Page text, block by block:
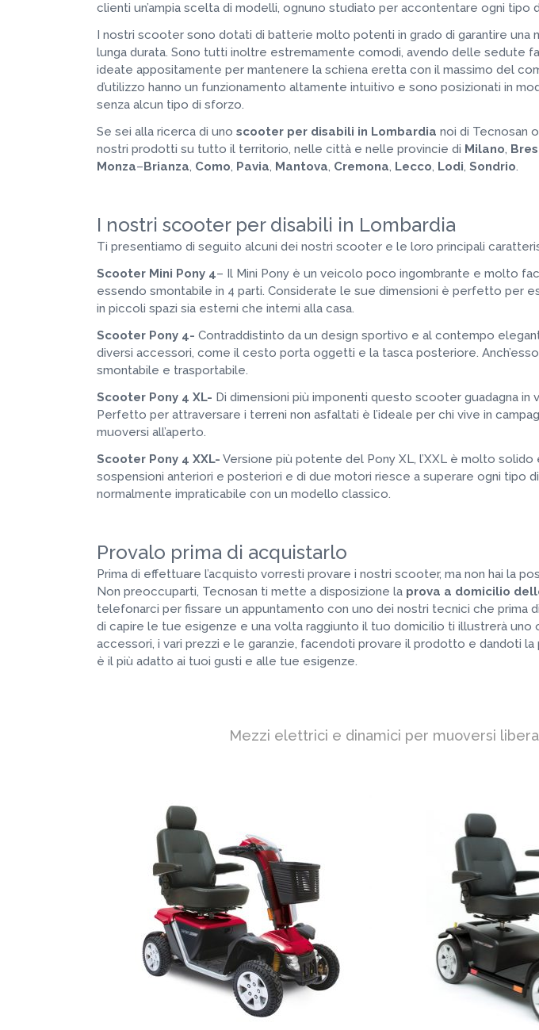
clienti un’ampia scelta di modelli, ognuno studiato per accontentare ogni tipo
I nostri scooter sono dotati di batterie molto potenti in grado di garantire una
lunga durata. Sono tutti inoltre estremamente comodi, avendo delle sedute
ideate appositamente per mantenere la schiena eretta con il massimo del
d’utilizzo hanno un funzionamento altamente intuitivo e sono posizionati in
senza alcun tipo di sforzo.
Se sei alla ricerca di uno scooter per disabili in Lombardia noi di Tecnosan
nostri prodotti su tutto il territorio, nelle città e nelle provincie di Milano,
Monza–Brianza, Como, Pavia, Mantova, Cremona, Lecco, Lodi, Sondrio.
I nostri scooter per disabili in Lombardia
Ti presentiamo di seguito alcuni dei nostri scooter e le loro principali
Scooter Mini Pony 4– Il Mini Pony è un veicolo poco ingombrante e molto
essendo smontabile in 4 parti. Considerate le sue dimensioni è perfetto per
in piccoli spazi sia esterni che interni alla casa.
Scooter Pony 4- Contraddistinto da un design sportivo e al contempo
diversi accessori, come il cesto porta oggetti e la tasca posteriore.
smontabile e trasportabile.
Scooter Pony 4 XL- Di dimensioni più imponenti questo scooter guadagna in
Perfetto per attraversare i terreni non asfaltati è l’ideale per chi vive in
muoversi all’aperto.
Scooter Pony 4 XXL- Versione più potente del Pony XL, l’XXL è molto
sospensioni anteriori e posteriori e di due motori riesce a superare ogni tipo
normalmente impraticabile con un modello classico.
Provalo prima di acquistarlo
Prima di effettuare l’acquisto vorresti provare i nostri scooter, ma non hai la
Non preoccuparti, Tecnosan ti mette a disposizione la prova a domicilio
telefonarci per fissare un appuntamento con uno dei nostri tecnici che prima
di capire le tue esigenze e una volta raggiunto il tuo domicilio ti illustrerà uno
accessori, i vari prezzi e le garanzie, facendoti provare il prodotto e dandoti la
è il più adatto ai tuoi gusti e alle tue esigenze.
Mezzi elettrici e dinamici per muoversi